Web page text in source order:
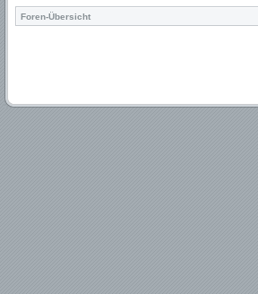
Foren-Übersicht